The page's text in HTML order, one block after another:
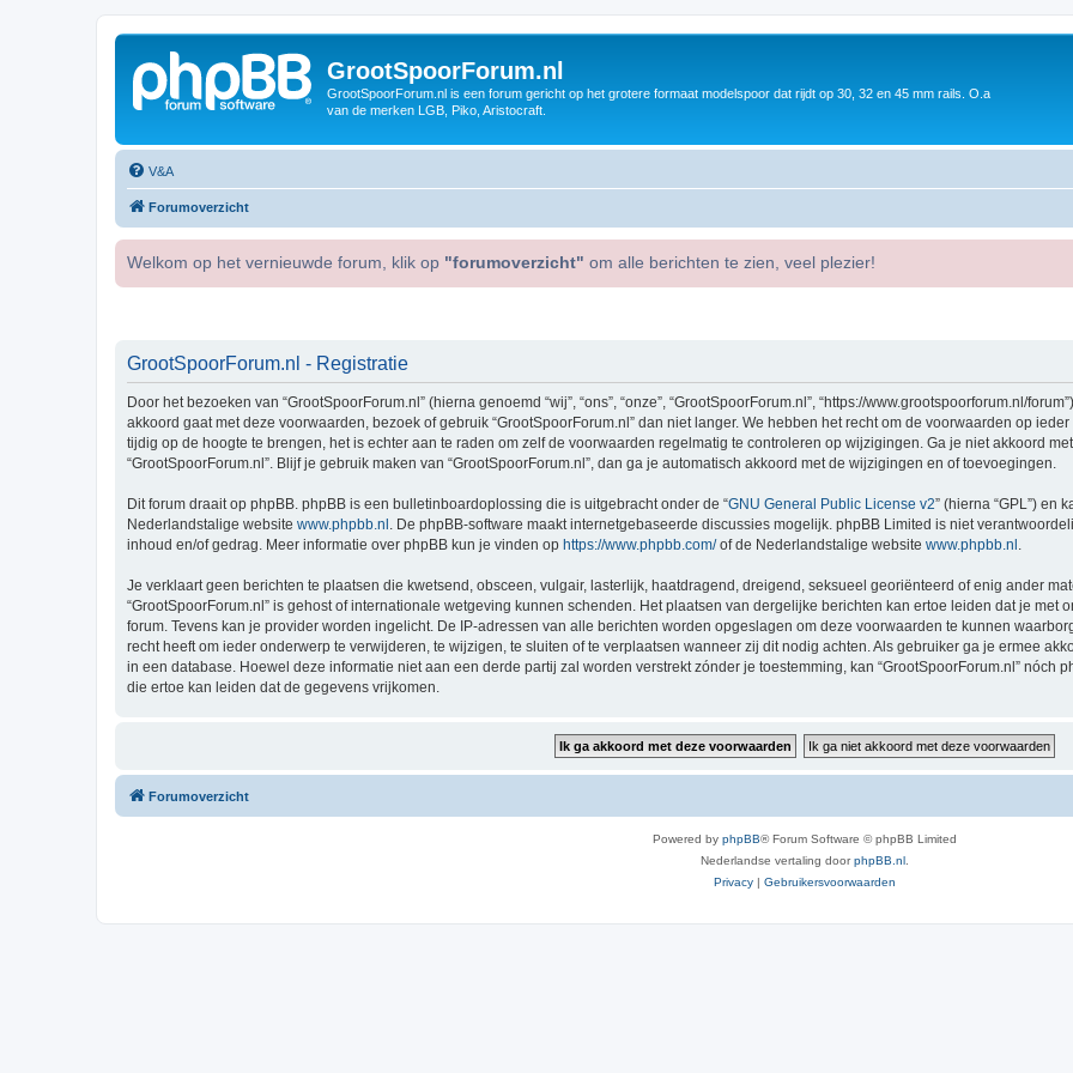
GrootSpoorForum.nl
GrootSpoorForum.nl is een forum gericht op het grotere formaat modelspoor dat rijdt op 30, 32 en 45 mm rails. O.a
van de merken LGB, Piko, Aristocraft.
V&A
Forumoverzicht
Welkom op het vernieuwde forum, klik op "forumoverzicht" om alle berichten te zien, veel plezier!
GrootSpoorForum.nl - Registratie
Door het bezoeken van “GrootSpoorForum.nl” (hierna genoemd “wij”, “ons”, “onze”, “GrootSpoorForum.nl”, “https://www.grootspoorforum.nl/
akkoord gaat met deze voorwaarden, bezoek of gebruik “GrootSpoorForum.nl” dan niet langer. We hebben het recht om de voorwaarden op
tijdig op de hoogte te brengen, het is echter aan te raden om zelf de voorwaarden regelmatig te controleren op wijzigingen. Ga je niet akkoord
“GrootSpoorForum.nl”. Blijf je gebruik maken van “GrootSpoorForum.nl”, dan ga je automatisch akkoord met de wijzigingen en of toevoegingen.
Dit forum draait op phpBB. phpBB is een bulletinboardoplossing die is uitgebracht onder de “GNU General Public License v2” (hierna “GPL”) en
Nederlandstalige website www.phpbb.nl . De phpBB-software maakt internetgebaseerde discussies mogelijk. phpBB Limited is niet
inhoud en/of gedrag. Meer informatie over phpBB kun je vinden op https://www.phpbb.com/of de Nederlandstalige website www.phpbb.nl .
Je verklaart geen berichten te plaatsen die kwetsend, obsceen, vulgair, lasterlijk, haatdragend, dreigend, seksueel georiënteerd of enig ander
“GrootSpoorForum.nl” is gehost of internationale wetgeving kunnen schenden. Het plaatsen van dergelijke berichten kan ertoe leiden dat je
forum. Tevens kan je provider worden ingelicht. De IP-adressen van alle berichten worden opgeslagen om deze voorwaarden te kunnen
recht heeft om ieder onderwerp te verwijderen, te wijzigen, te sluiten of te verplaatsen wanneer zij dit nodig achten. Als gebruiker ga je ermee
in een database. Hoewel deze informatie niet aan een derde partij zal worden verstrekt zónder je toestemming, kan “GrootSpoorForum.nl”
die ertoe kan leiden dat de gegevens vrijkomen.
Forumoverzicht
Powered by phpBB® Forum Software © phpBB Limited
Nederlandse vertaling doorphpBB.nl
Privacy | Gebruikersvoorwaarden